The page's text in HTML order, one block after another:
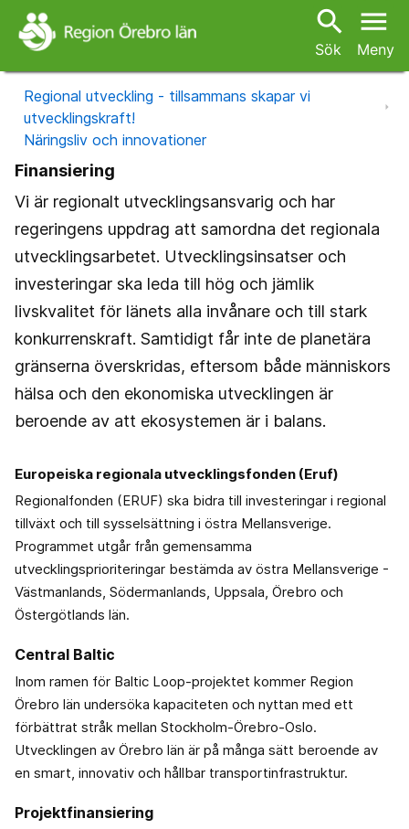
search
Sök
menu
Meny
Regional utveckling - tillsammans skapar vi
utvecklingskraft!
Näringsliv och innovationer
Finansiering
Vi är regionalt utvecklingsansvarig och har
regeringens uppdrag att samordna det regionala
utvecklingsarbetet. Utvecklingsinsatser och
investeringar ska leda till hög och jämlik
livskvalitet för länets alla invånare och till stark
konkurrenskraft. Samtidigt får inte de planetära
gränserna överskridas, eftersom både människors
hälsa och den ekonomiska utvecklingen är
beroende av att ekosystemen är i balans.
Europeiska regionala utvecklingsfonden (Eruf)
Regionalfonden (ERUF) ska bidra till investeringar i regional
tillväxt och till sysselsättning i östra Mellansverige.
Programmet utgår från gemensamma
utvecklingsprioriteringar bestämda av östra Mellansverige -
Västmanlands, Södermanlands, Uppsala, Örebro och
Östergötlands län.
Central Baltic
Inom ramen för Baltic Loop-projektet kommer Region
Örebro län undersöka kapaciteten och nyttan med ett
förbättrat stråk mellan Stockholm-Örebro-Oslo.
Utvecklingen av Örebro län är på många sätt beroende av
en smart, innovativ och hållbar transportinfrastruktur.
Projektfinansiering